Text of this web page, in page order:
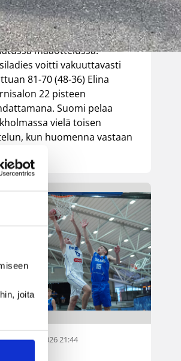
joita
nappasi
voiton
Tukholmassa
maaottelussa.
voitti vakuuttavasti
81-70 (48-36) Elina
22 pisteen
Suomi pelaa
vielä toisen
kun huomenna vastaan
06.08.2026 21:44